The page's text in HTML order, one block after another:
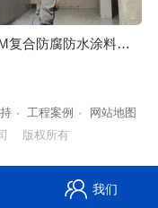
鲁蒙LM复合防腐防水涂料优势互补，刚柔相济，提高了抗渗性跟抗压比
· 工程案例 ·
网站地图
司 版权所有
我们